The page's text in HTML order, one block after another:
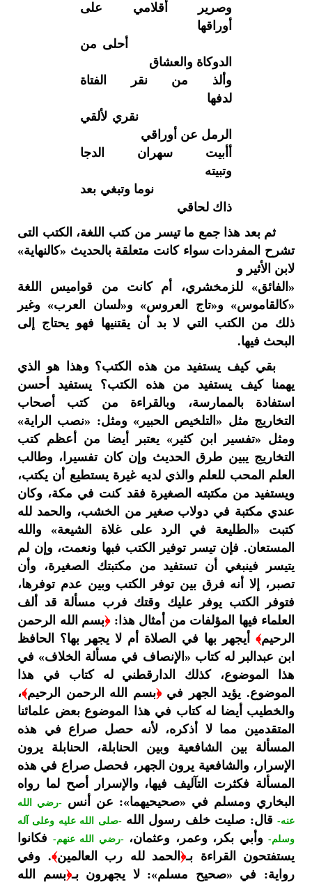
وصرير أقلامي على
أوراقها
أحلى من
الدوكاة والعشاق
وألذ من نقر الفتاة
لدفها
نقري لألقي
الرمل عن أوراقي
أأبيت سهران الدجا
وتبيته
نوما وتبغي بعد
ذاك لحاقي
ثم بعد هذا جمع ما تيسر من كتب اللغة، الكتب التى
تشرح المفردات سواء كانت متعلقة بالحديث «كالنهاية»
لابن الأثير و
«الفائق» للزمخشري، أم كانت من قواميس اللغة
«كالقاموس» و«تاج العروس» و«لسان العرب» وغير
ذلك من الكتب التي لا بد أن يقتنيها فهو يحتاج إلى
البحث فيها.
بقي كيف يستفيد من هذه الكتب؟ وهذا هو الذي
يهمنا كيف يستفيد من هذه الكتب؟ يستفيد أحسن
استفادة بالممارسة، وبالقراءة من كتب أصحاب
التخاريج مثل «التلخيص الحبير» ومثل: «نصب الراية»
ومثل «تفسير ابن كثير» يعتبر أيضا من أعظم كتب
التخاريج يبين طرق الحديث وإن كان تفسيرا، وطالب
العلم المحب للعلم والذي لديه غيرة يستطيع أن يكتب،
ويستفيد من مكتبته الصغيرة فقد كنت في مكة، وكان
عندي مكتبة في دولاب صغير من الخشب، والحمد لله
كتبت «الطليعة في الرد على غلاة الشيعة» والله
المستعان. فإن تيسر توفير الكتب فبها ونعمت، وإن لم
يتيسر فينبغي أن تستفيد من مكتبتك الصغيرة، وأن
تصبر، إلا أنه فرق بين توفر الكتب وبين عدم توفرها،
فتوفر الكتب يوفر عليك وقتك فرب مسألة قد ألف
العلماء فيها المؤلفات من أمثال هذا:﴿بسم الله الرحمن
الرحيم﴾ أيجهر بها في الصلاة أم لا يجهر بها؟ الحافظ
ابن عبدالبر له كتاب «الإنصاف في مسألة الخلاف» في
هذا الموضوع، كذلك الدارقطني له كتاب في هذا
الموضوع. يؤيد الجهر في﴿بسم الله الرحمن الرحيم﴾،
والخطيب أيضا له كتاب في هذا الموضوع بعض علمائنا
المتقدمين مما لا أذكره، لأنه حصل صراع في هذه
المسألة بين الشافعية وبين الحنابلة، الحنابلة يرون
الإسرار، والشافعية يرون الجهر، فحصل صراع في هذه
المسألة فكثرت التآليف فيها، والإسرار أصح لما رواه
البخاري ومسلم في «صحيحيهما»: عن أنس -رضي الله
عنه-قال: صليت خلف رسول الله-صلى الله عليه وعلى آله
وسلم- وأبي بكر، وعمر، وعثمان،-رضي الله عنهم- فكانوا
يستفتحون القراءة بـ﴿ الحمد لله رب العالمين﴾. وفي
رواية: في «صحيح مسلم»: لا يجهرون بـ﴿بسم الله